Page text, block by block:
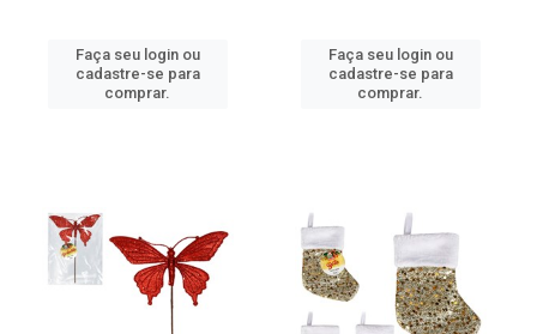
Faça seu login ou
cadastre-se para
comprar.
Faça seu login ou
cadastre-se para
comprar.